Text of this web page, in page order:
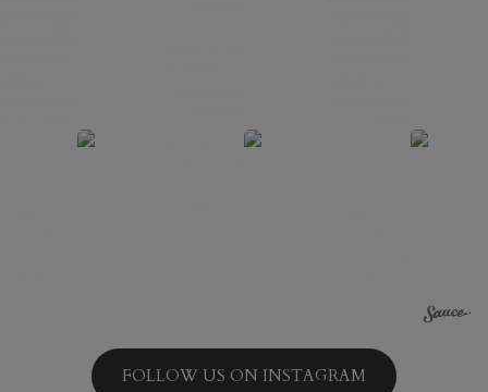
FOLLOW US ON INSTAGRAM